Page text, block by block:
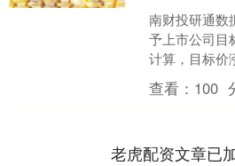
南财投研通数
予上市公司目
计算，目标价
鑫股份、瑞迈
幅分别为
查看： 100
老虎配资文章已